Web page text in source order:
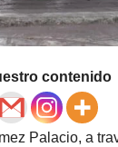
contenido
Palacio, a